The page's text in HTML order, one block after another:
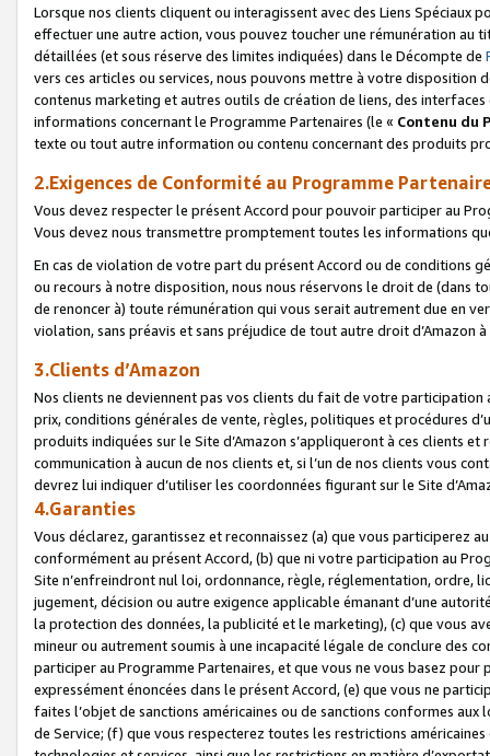
Lorsque nos clients cliquent ou interagissent avec des Liens Spéciaux
effectuer une autre action, vous pouvez toucher une rémunération
détaillées (et sous réserve des limites indiquées) dans le Décompte de
vers ces articles ou services, nous pouvons mettre à votre disposition
contenus marketing et autres outils de création de liens, des
informations concernant le Programme Partenaires (le « Contenu du
texte ou tout autre information ou contenu concernant des produits
2.Exigences de Conformité au Programme
Vous devez respecter le présent Accord pour pouvoir participer au
Vous devez nous transmettre promptement toutes les informations
En cas de violation de votre part du présent Accord ou de conditions
ou recours à notre disposition, nous nous réservons le droit de (dans
de renoncer à) toute rémunération qui vous serait autrement due en
violation, sans préavis et sans préjudice de tout autre droit
3.Clients d’Amazon
Nos clients ne deviennent pas vos clients du fait de votre
prix, conditions générales de vente, règles, politiques et procédures
produits indiquées sur le Site d’Amazon s’appliqueront à ces clients
communication à aucun de nos clients et, si l’un de nos clients vous
devrez lui indiquer d’utiliser les coordonnées figurant sur le Site
4.Garanties
Vous déclarez, garantissez et reconnaissez (a) que vous participerez
conformément au présent Accord, (b) que ni votre participation au
Site n’enfreindront nul loi, ordonnance, règle, réglementation, ordre,
jugement, décision ou autre exigence applicable émanant d’une
la protection des données, la publicité et le marketing), (c) que vous
mineur ou autrement soumis à une incapacité légale de conclure des
participer au Programme Partenaires, et que vous ne vous basez
expressément énoncées dans le présent Accord, (e) que vous ne
faites l’objet de sanctions américaines ou de sanctions conformes
de Service; (f) que vous respecterez toutes les restrictions